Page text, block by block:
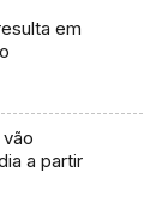
em
a partir